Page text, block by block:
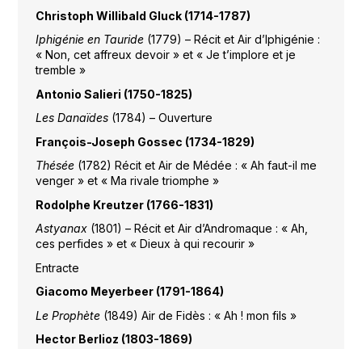
Christoph Willibald Gluck (1714-1787)
Iphigénie en Tauride(1779) – Récit et Air d’Iphigénie :
« Non, cet affreux devoir » et « Je t’implore et je
tremble »
Antonio Salieri (1750-1825)
Les Danaïdes(1784) – Ouverture
François-Joseph Gossec (1734-1829)
Thésée(1782) Récit et Air de Médée : « Ah faut-il me
venger » et « Ma rivale triomphe »
Rodolphe Kreutzer (1766-1831)
Astyanax (1801) – Récit et Air d’Andromaque : « Ah,
ces perfides » et « Dieux à qui recourir »
Entracte
Giacomo Meyerbeer (1791-1864)
Le Prophète(1849) Air de Fidès : « Ah ! mon fils »
Hector Berlioz (1803-1869)